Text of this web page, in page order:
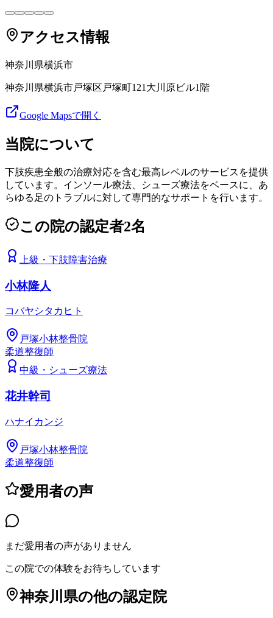
アクセス情報
神奈川県横浜市
神奈川県横浜市戸塚区戸塚町121大川原ビル1階
Google Mapsで開く
当院について
下肢疾患全般の治療対応を含む最高レベルのサービスを提供
しています。インソール療法、シューズ療法をベースに、あ
らゆる足のトラブルに対して専門的なサポートを行います。
この院の認定者2名
上級 ・ 下肢障害治療
小林隆人
コバヤシタカヒト
戸塚小林整骨院
柔道整復師
中級 ・ シューズ療法
花井幹司
ハナイカンジ
戸塚小林整骨院
柔道整復師
愛用者の声
まだ愛用者の声がありません
この院での体験をお待ちしています
神奈川県の他の認定院